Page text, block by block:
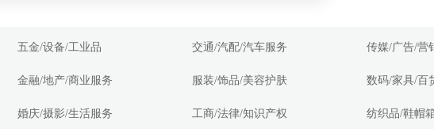
五金/设备/工业品 交通/汽配/汽车服务 传媒/广告/营
金融/地产/商业服务 服装/饰品/美容护肤 数码/家具/百
婚庆/摄影/生活服务 工商/法律/知识产权 纺织品/鞋帽